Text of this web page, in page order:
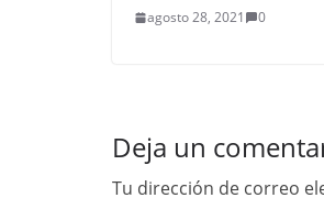
agosto 28, 2021 0
Deja un
Tu dirección de correo